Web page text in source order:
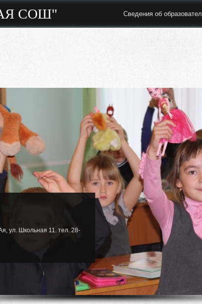
СОШ" Сведения об
ул. Школьная 11. тел. 28-